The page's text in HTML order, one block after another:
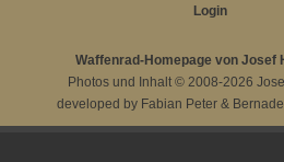
Login
Waffenrad-Homepage von Josef
Photos und Inhalt © 2008-2026
developed by Fabian Peter &